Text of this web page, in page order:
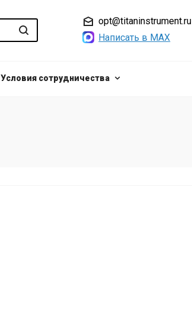
opt@titaninstrument.ru
Написать в MAX
Условия сотрудничества